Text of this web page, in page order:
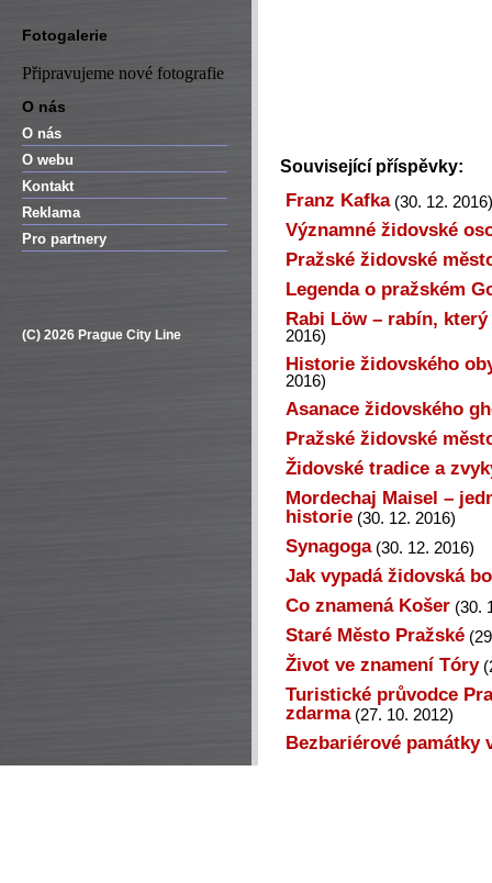
Fotogalerie
Připravujeme nové fotografie
O nás
O nás
O webu
Kontakt
Reklama
Pro partnery
(C) 2026 Prague City Line
Související příspěvky:
Franz Kafka(30. 12. 2016)
Významné židovské
Pražské židovské
Legenda o pražském
Rabi Löw – rabín,
2016)
Historie židovského
2016)
Asanace židovského
Pražské židovské
Židovské tradice a
Mordechaj Maisel –
historie (30. 12. 2016)
Synagoga(30. 12. 2016)
Jak vypadá židovská
Co znamená Košer (30.
Staré Město Pražské
Život ve znamení Tóry
Turistické průvodce
zdarma(27. 10. 2012)
Bezbariérové památky